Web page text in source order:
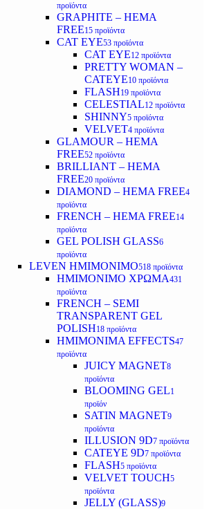
προϊόντα
GRAPHITE – HEMA
FREE15 προϊόντα
CAT EYE53 προϊόντα
CAT EYE12 προϊόντα
PRETTY WOMAN –
CATEYE10 προϊόντα
FLASH19 προϊόντα
CELESTIAL12 προϊόντα
SHINNY5 προϊόντα
VELVET4 προϊόντα
GLAMOUR – HEMA
FREE52 προϊόντα
BRILLIANT – HEMA
FREE20 προϊόντα
DIAMOND – HEMA FREE4
προϊόντα
FRENCH – HEMA FREE14
προϊόντα
GEL POLISH GLASS6
προϊόντα
LEVEN ΗΜΙΜΟΝΙΜΟ518 προϊόντα
ΗΜΙΜΟΝΙΜΟ ΧΡΩΜΑ431
προϊόντα
FRENCH – SEMI
TRANSPARENT GEL
POLISH18 προϊόντα
HMIMONIMA EFFECTS47
προϊόντα
JUICY MAGNET8
προϊόντα
BLOOMING GEL1
προϊόν
SATIN MAGNET9
προϊόντα
ILLUSION 9D7 προϊόντα
CATEYE 9D7 προϊόντα
FLASH5 προϊόντα
VELVET TOUCH5
προϊόντα
JELLY (GLASS)9